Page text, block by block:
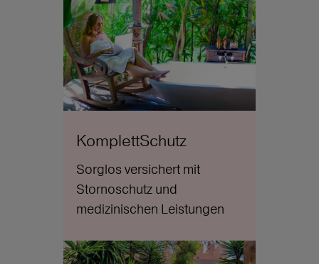
KomplettSchutz
Sorglos versichert mit
Stornoschutz und
medizinischen Leistungen